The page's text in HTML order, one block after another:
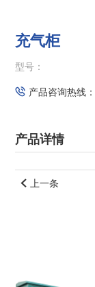
充气柜
型号：
产品咨询热线：
产品详情
上一条